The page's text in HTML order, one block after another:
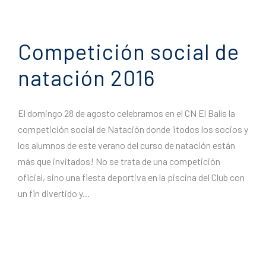
Competición social de
natación 2016
El domingo 28 de agosto celebramos en el CN El Balís la
competición social de Natación donde ¡todos los socios y
los alumnos de este verano del curso de natación están
más que invitados! No se trata de una competición
oficial, sino una fiesta deportiva en la piscina del Club con
un fin divertido y...